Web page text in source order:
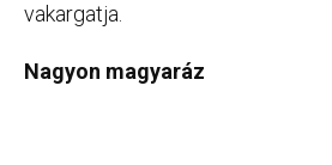
vakargatja.
Nagyon magyaráz